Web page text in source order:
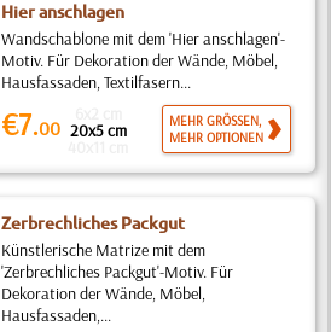
Hier anschlagen
Wandschablone mit dem 'Hier anschlagen'-
Motiv. Für Dekoration der Wände, Möbel,
Hausfassaden, Textilfasern...
€7.00 20x5 cm
MEHR GRÖSSEN,
MEHR OPTIONEN
Zerbrechliches Packgut
Künstlerische Matrize mit dem
'Zerbrechliches Packgut'-Motiv. Für
Dekoration der Wände, Möbel,
Hausfassaden,...